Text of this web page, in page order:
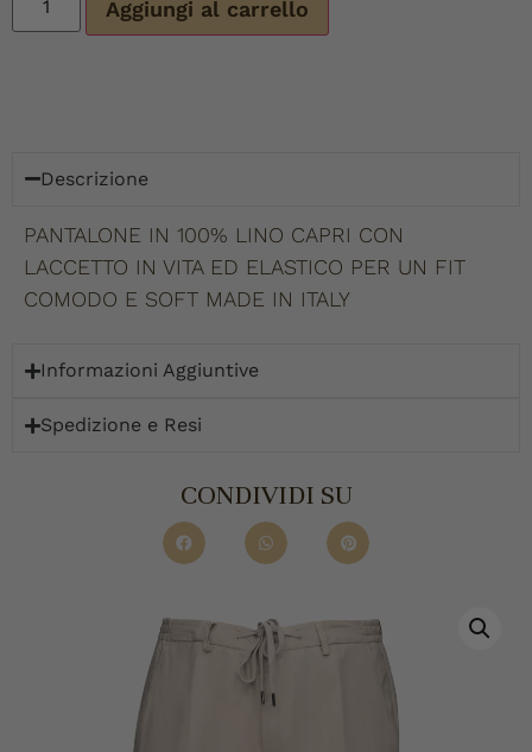
Aggiungi al carrello
Descrizione
PANTALONE IN 100% LINO CAPRI CON
LACCETTO IN VITA ED ELASTICO PER UN FIT
COMODO E SOFT MADE IN ITALY
Informazioni Aggiuntive
Spedizione e Resi
CONDIVIDI SU